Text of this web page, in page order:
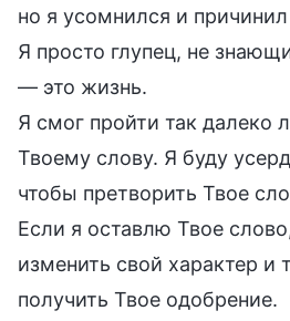
но я усомнился и
Я просто глупец, не
— это жизнь.
Я смог пройти так далеко
Твоему слову. Я буду
чтобы претворить Твое
Если я оставлю Твое
изменить свой характер
получить Твое одобрение.